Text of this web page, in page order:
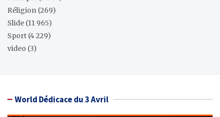
Réligion (269)
Slide (11 965)
Sport (4 229)
video (3)
World Dédicace du 3 Avril